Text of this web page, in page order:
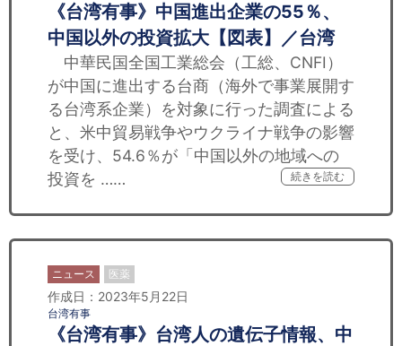
《台湾有事》中国進出企業の55％、
中国以外の投資拡大【図表】／台湾
中華民国全国工業総会（工総、CNFI）
が中国に進出する台商（海外で事業展開す
る台湾系企業）を対象に行った調査による
と、米中貿易戦争やウクライナ戦争の影響
を受け、54.6％が「中国以外の地域への
投資を ……
続きを読む
ニュース 医薬
作成日：2023年5月22日
台湾有事
《台湾有事》台湾人の遺伝子情報、中